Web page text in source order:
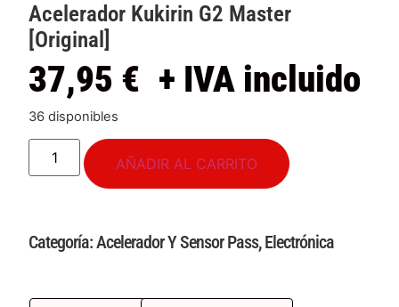
Acelerador Kukirin G2 Master
[Original]
37,95 € + IVA incluido
36 disponibles
AÑADIR AL CARRITO
Categoría:Acelerador Y Sensor Pass,Electrónica